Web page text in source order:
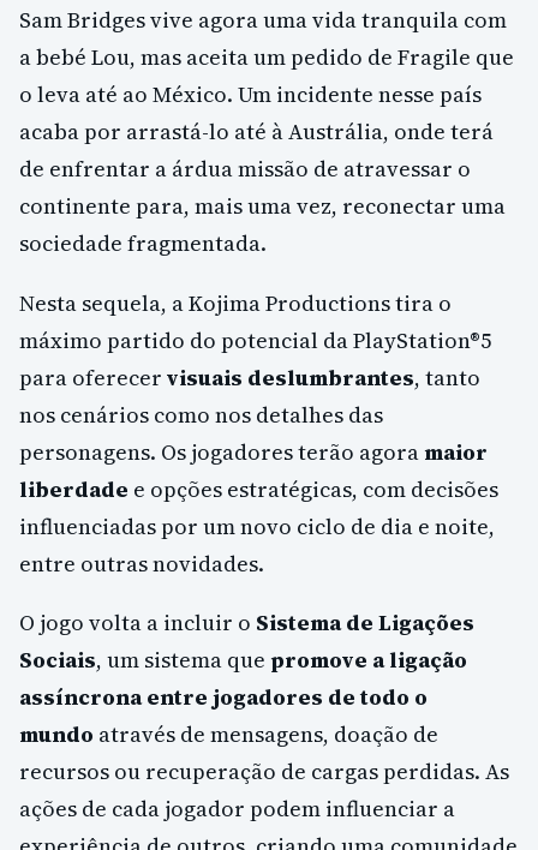
Sam Bridges vive agora uma vida tranquila com
a bebé Lou, mas aceita um pedido de Fragile que
o leva até ao México. Um incidente nesse país
acaba por arrastá-lo até à Austrália, onde terá
de enfrentar a árdua missão de atravessar o
continente para, mais uma vez, reconectar uma
sociedade fragmentada.
Nesta sequela, a Kojima Productions tira o
máximo partido do potencial da PlayStation®5
para oferecer visuais deslumbrantes, tanto
nos cenários como nos detalhes das
personagens. Os jogadores terão agoramaior
liberdade e opções estratégicas, com decisões
influenciadas por um novo ciclo de dia e noite,
entre outras novidades.
O jogo volta a incluir o Sistema de Ligações
Sociais, um sistema que promove a ligação
assíncrona entre jogadores de todo o
mundo através de mensagens, doação de
recursos ou recuperação de cargas perdidas. As
ações de cada jogador podem influenciar a